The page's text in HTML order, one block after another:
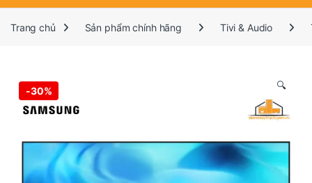
Trang chủ Sản phẩm chính hãng Tivi & Audio
-30% 🔍